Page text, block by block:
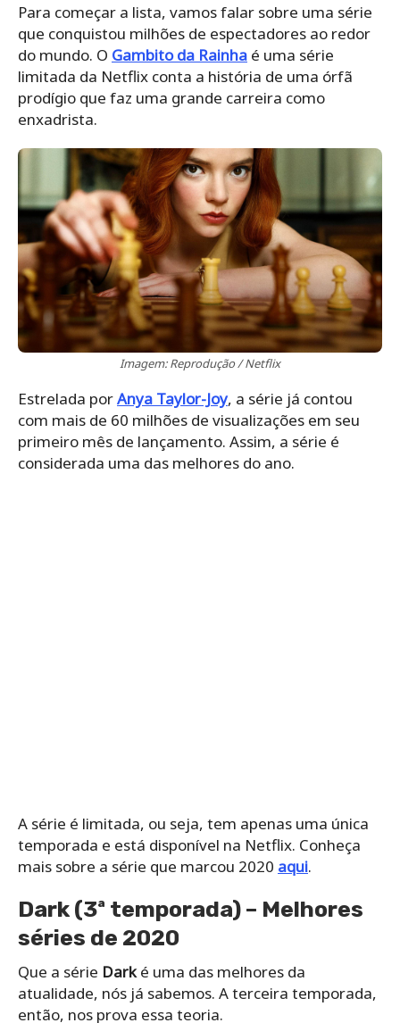
Para começar a lista, vamos falar sobre uma série
que conquistou milhões de espectadores ao redor
do mundo. O Gambito da Rainha é uma série
limitada da Netflix conta a história de uma órfã
prodígio que faz uma grande carreira como
enxadrista.
Imagem: Reprodução / Netflix
Estrelada porAnya Taylor-Joy, a série já contou
com mais de 60 milhões de visualizações em seu
primeiro mês de lançamento. Assim, a série é
considerada uma das melhores do ano.
A série é limitada, ou seja, tem apenas uma única
temporada e está disponível na Netflix. Conheça
mais sobre a série que marcou 2020 aqui.
Dark (3ª temporada) – Melhores
séries de 2020
Que a série Darké uma das melhores da
atualidade, nós já sabemos. A terceira temporada,
então, nos prova essa teoria.